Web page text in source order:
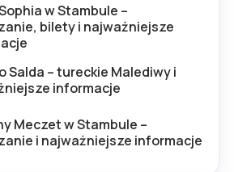
w Stambule –
bilety i najważniejsze
Salda – tureckie Malediwy i
informacje
Meczet w Stambule –
i najważniejsze informacje